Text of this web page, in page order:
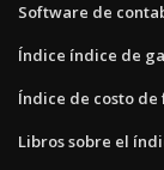
Software de
Índice índice de
Índice de costo
Libros sobre el